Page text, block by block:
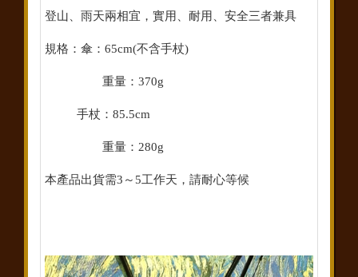
登山、雨天兩相宜，實用、耐用、安全三者兼具
規格：傘：65cm(不含手杖)
重量：370g
手杖：85.5cm
重量：280g
本產品出貨需3～5工作天，請耐心等候